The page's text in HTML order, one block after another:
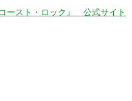
ースト・ロック』 公式サイト